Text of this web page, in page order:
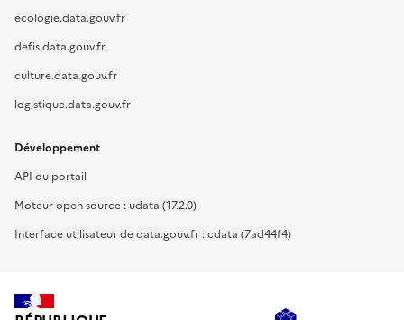
ecologie.data.gouv.fr
defis.data.gouv.fr
culture.data.gouv.fr
logistique.data.gouv.fr
Développement
API du portail
Moteur open source : udata (17.2.0)
Interface utilisateur de data.gouv.fr : cdata (7ad44f4)